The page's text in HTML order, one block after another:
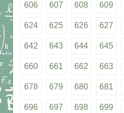
606 607 608 609
624 625 626 627
642 643 644 645
660 661 662 663
678 679 680 681
696 697 698 699